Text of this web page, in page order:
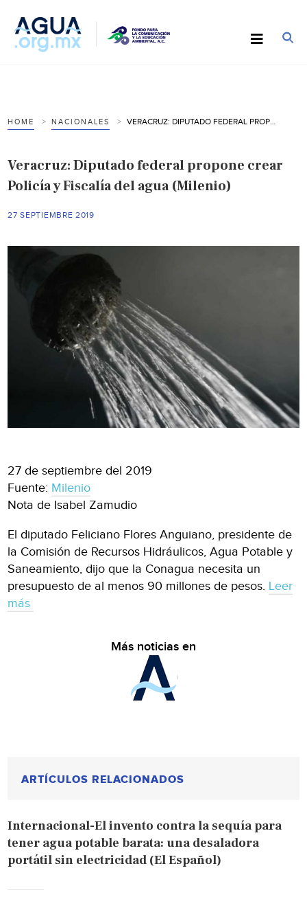
HOME NACIONALES
Veracruz: Diputado federal propone crear
Policía y Fiscalía del agua (Milenio)
27 SEPTIEMBRE 2019
27 de septiembre del 2019
Fuente: Milenio
Nota de Isabel Zamudio
El diputado Feliciano Flores Anguiano, presidente de
la Comisión de Recursos Hidráulicos, Agua Potable y
Saneamiento, dijo que la Conagua necesita un
presupuesto de al menos 90 millones de pesos. Leer
más
Más noticias en
ARTÍCULOS RELACIONADOS
Internacional-El invento contra la sequía para
tener agua potable barata: una desaladora
portátil sin electricidad (El Español)